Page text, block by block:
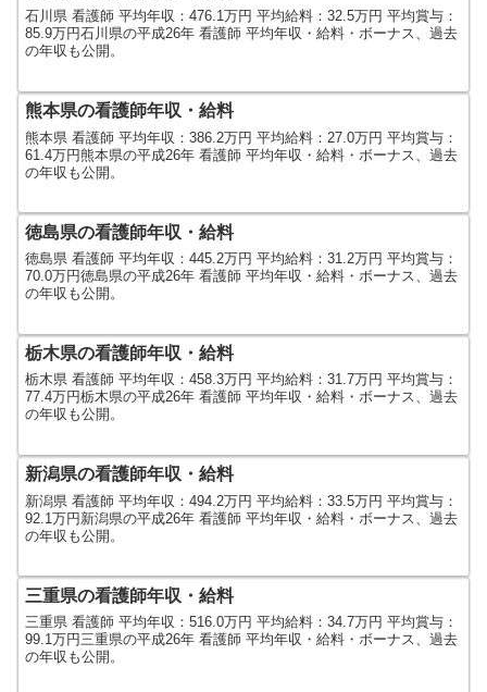
石川県 看護師 平均年収：476.1万円 平均給料：32.5万円 平均賞与：
85.9万円石川県の平成26年 看護師 平均年収・給料・ボーナス、過去
の年収も公開。
熊本県の看護師年収・給料
熊本県 看護師 平均年収：386.2万円 平均給料：27.0万円 平均賞与：
61.4万円熊本県の平成26年 看護師 平均年収・給料・ボーナス、過去
の年収も公開。
徳島県の看護師年収・給料
徳島県 看護師 平均年収：445.2万円 平均給料：31.2万円 平均賞与：
70.0万円徳島県の平成26年 看護師 平均年収・給料・ボーナス、過去
の年収も公開。
栃木県の看護師年収・給料
栃木県 看護師 平均年収：458.3万円 平均給料：31.7万円 平均賞与：
77.4万円栃木県の平成26年 看護師 平均年収・給料・ボーナス、過去
の年収も公開。
新潟県の看護師年収・給料
新潟県 看護師 平均年収：494.2万円 平均給料：33.5万円 平均賞与：
92.1万円新潟県の平成26年 看護師 平均年収・給料・ボーナス、過去
の年収も公開。
三重県の看護師年収・給料
三重県 看護師 平均年収：516.0万円 平均給料：34.7万円 平均賞与：
99.1万円三重県の平成26年 看護師 平均年収・給料・ボーナス、過去
の年収も公開。